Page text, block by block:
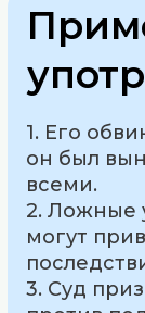
1. Его
он был
всеми.
2. Ложные
могут
3. Суд